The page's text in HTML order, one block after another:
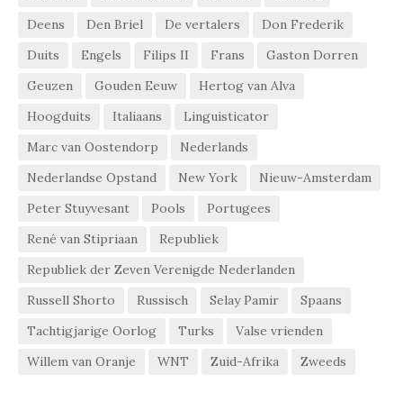
Deens
Den Briel De vertalers
Don Frederik
Duits
Engels Filips II Frans
Gaston Dorren
Geuzen
Gouden Eeuw
Hertog van Alva
Hoogduits
Italiaans
Linguisticator
Marc van Oostendorp
Nederlands
Nederlandse Opstand
New York
Nieuw-Amsterdam
Peter Stuyvesant
Pools
Portugees
René van Stipriaan
Republiek
Republiek der Zeven Verenigde Nederlanden
Russell Shorto
Russisch Selay Pamir
Spaans
Tachtigjarige Oorlog
Turks
Valse vrienden
Willem van Oranje
WNT Zuid-Afrika Zweeds